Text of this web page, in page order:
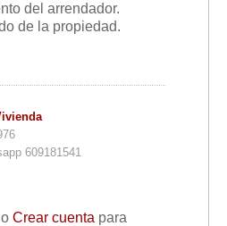
del arrendador.
de la propiedad.
609181541
o Crear cuenta para